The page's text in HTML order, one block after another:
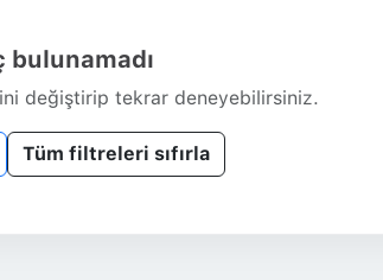
bulunamadı
değiştirip tekrar deneyebilirsiniz.
Tüm filtreleri sıfırla